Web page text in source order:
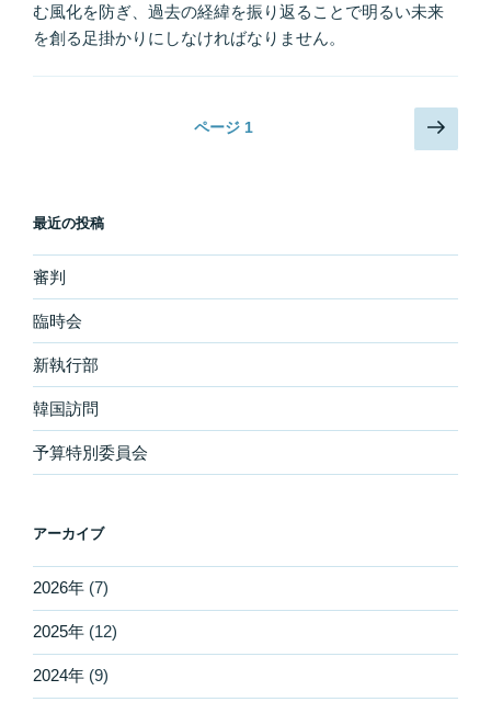
む風化を防ぎ、過去の経緯を振り返ることで明るい未来
を創る足掛かりにしなければなりません。
ビ
ー
シ
ョ
ン
ページ 1
次
の
最近の投稿
審判
臨時会
新執行部
韓国訪問
予算特別委員会
アーカイブ
2026年 (7)
2025年 (12)
2024年 (9)